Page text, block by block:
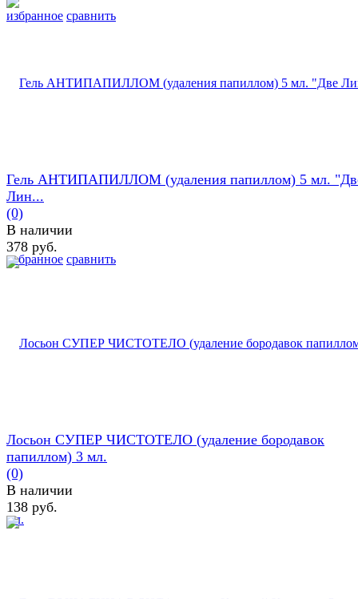
избранное сравнить
избранное сравнить
Гель АНТИПАПИЛЛОМ (удаления папиллом) 5 мл.
Лин...
(0)
В наличии
378 руб.
Лосьон СУПЕР ЧИСТОТЕЛО (удаление бородавок
папиллом) 3 мл.
(0)
В наличии
138 руб.